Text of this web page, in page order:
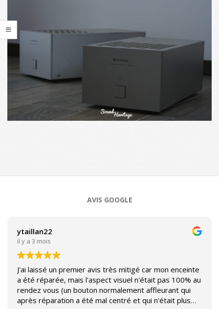
AVIS GOOGLE
ytaillan22
il y a 3 mois
J'ai laissé un premier avis très mitigé car mon enceinte
a été réparée, mais l'aspect visuel n'était pas 100% au
rendez vous (un bouton normalement affleurant qui
après réparation a été mal centré et qui n'était plus